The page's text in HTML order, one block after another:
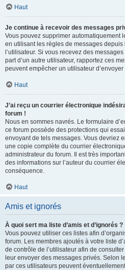
Haut
Je continue à recevoir des messages
Vous pouvez supprimer automatiquement
en utilisant les règles de messages
l’utilisateur. Si vous recevez des
part d’un autre utilisateur, rapportez ces
peuvent empêcher un utilisateur
Haut
J’ai reçu un courrier électronique
forum !
Nous en sommes navrés. Le formulaire
ce forum possède des protections qui
envoyant de tels messages. Vous devriez
une copie complète du courrier
administrateur du forum. Il est très
des informations sur l’auteur du courrier
conséquence.
Haut
Amis et ignorés
À quoi sert ma liste d’amis et d’ignorés ?
Vous pouvez utiliser ces listes afin
forum. Les membres ajoutés à votre liste
de contrôle de l’utilisateur afin de
leur envoyer des messages privés. Selon
par ces utilisateurs peuvent